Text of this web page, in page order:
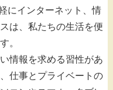
にインターネット、情
は、私たちの生活を便
。
情報を求める習性があ
仕事とプライベートの